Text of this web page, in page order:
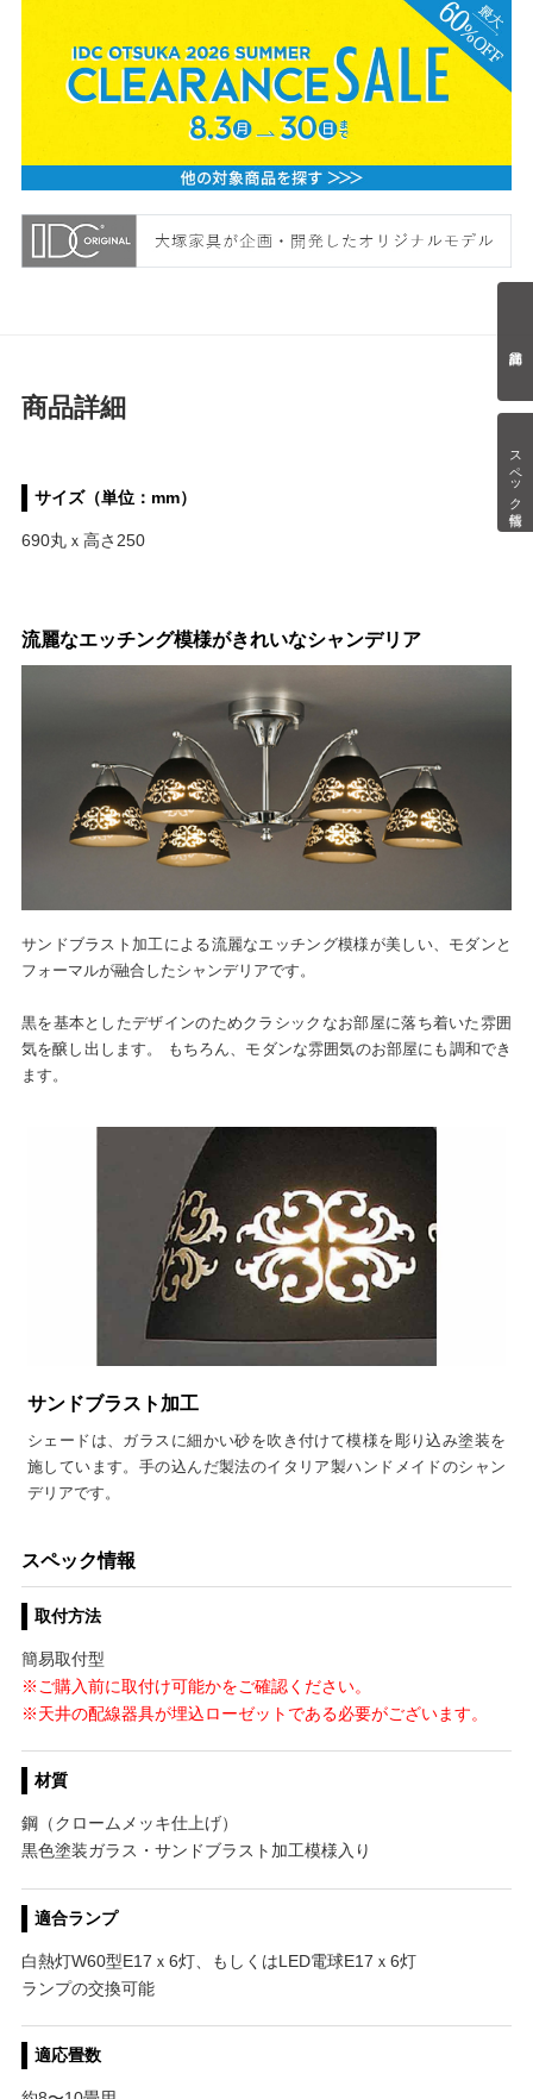
スペック情報
商品詳細
サイズ（単位：mm）
690丸ｘ高さ250
流麗なエッチング模様がきれいなシャンデリア
サンドブラスト加工による流麗なエッチング模様が美しい、モダンと
フォーマルが融合したシャンデリアです。
黒を基本としたデザインのためクラシックなお部屋に落ち着いた雰囲
気を醸し出します。 もちろん、モダンな雰囲気のお部屋にも調和でき
ます。
サンドブラスト加工
シェードは、ガラスに細かい砂を吹き付けて模様を彫り込み塗装を
施しています。手の込んだ製法のイタリア製ハンドメイドのシャン
デリアです。
スペック情報
取付方法
簡易取付型
※ご購入前に取付け可能かをご確認ください。
※天井の配線器具が埋込ローゼットである必要がございます。
材質
鋼（クロームメッキ仕上げ）
黒色塗装ガラス・サンドブラスト加工模様入り
適合ランプ
白熱灯W60型E17ｘ6灯、もしくはLED電球E17ｘ6灯
ランプの交換可能
適応畳数